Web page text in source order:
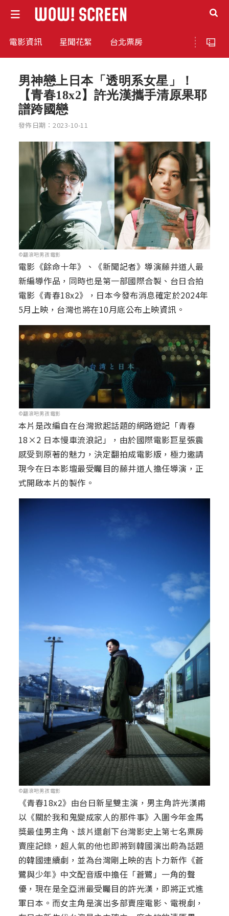
電影資訊 星聞花絮 台北票房
男神戀上日本「透明系女星」！
【青春18x2】許光漢攜手清原果耶
譜跨國戀
發佈日期：2023-10-11
©翻滾吧男孩電影
電影《餘命十年》、《新聞記者》導演藤井道人最
新編導作品，同時也是第一部國際合製、台日合拍
電影《青春18x2》，日本今發布消息確定於2024年
5月上映，台灣也將在10月底公布上映資訊。
©翻滾吧男孩電影
本片是改編自在台灣掀起話題的網路遊記「青春
18×2 日本慢車流浪記」，由於國際電影巨星張震
感受到原著的魅力，決定翻拍成電影版，極力邀請
現今在日本影壇最受矚目的藤井道人擔任導演，正
式開啟本片的製作。
©翻滾吧男孩電影
《青春18x2》由台日新星雙主演，男主角許光漢甫
以《關於我和鬼變成家人的那件事》入圍今年金馬
獎最佳男主角、該片還創下台灣影史上第七名票房
賣座記錄，超人氣的他也即將到韓國演出蔚為話題
的韓國連續劇，並為台灣剛上映的吉卜力新作《蒼
鷺與少年》中文配音版中擔任「蒼鷺」一角的聲
優，現在是全亞洲最受矚目的許光漢，即將正式進
軍日本。而女主角是演出多部賣座電影、電視劇，